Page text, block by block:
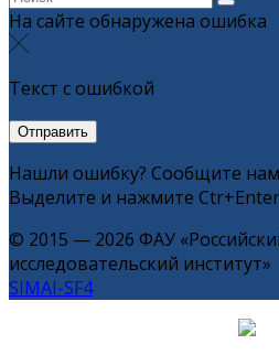
На сайте обнаружена ошибка
Текст с ошибкой
Нашли ошибку? Сообщите
Выделите и нажмите Ctr+Enter
© 2015 — 2026 ФАУ
исследовательский институт»
SIMAI-SF4